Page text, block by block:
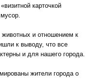
карточкой
и отношением к
к выводу, что все
и для нашего города.
жители города о